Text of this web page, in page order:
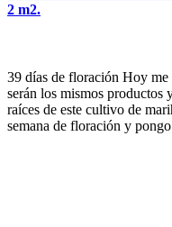
2 m2.
39 días de floración Hoy me
serán los mismos productos
raíces de este cultivo de
semana de floración y pongo